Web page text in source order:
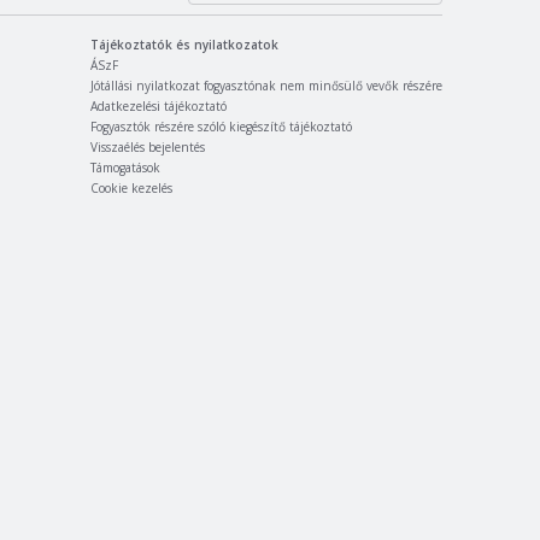
Tájékoztatók és nyilatkozatok
ÁSzF
Jótállási nyilatkozat fogyasztónak nem minősülő vevők részére
Adatkezelési tájékoztató
Fogyasztók részére szóló kiegészítő tájékoztató
Visszaélés bejelentés
Támogatások
Cookie kezelés